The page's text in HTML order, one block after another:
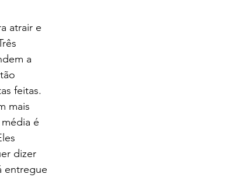
atrair e
a
feitas.
mais
é
dizer
entregue